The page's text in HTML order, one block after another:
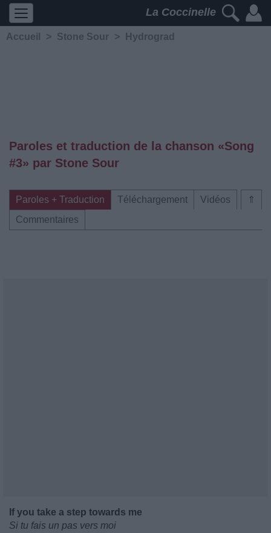
La Coccinelle
Accueil > Stone Sour > Hydrograd
Paroles et traduction de la chanson «Song
#3» par Stone Sour
⇑
Paroles + Traduction Téléchargement
Vidéos
Commentaires
If you take a step towards me
Si tu fais un pas vers moi